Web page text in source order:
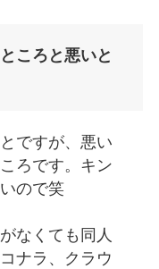
ころと悪いと
ですが、悪い
ろです。キン
ので笑
なくても同人
ナラ、クラウ